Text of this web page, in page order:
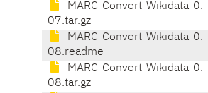
MARC-Convert-Wikidata-0.
07.tar.gz
MARC-Convert-Wikidata-0.
08.readme
MARC-Convert-Wikidata-0.
08.tar.gz